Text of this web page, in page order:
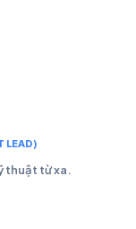
LEAD)
thuật từ xa.